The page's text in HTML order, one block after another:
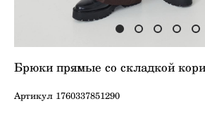
Брюки прямые сo складкой
Артикул 1760337851290